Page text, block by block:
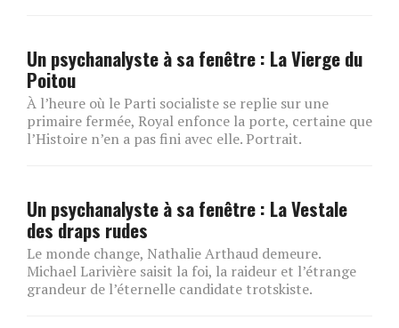
Un psychanalyste à sa fenêtre : La Vierge du
Poitou
À l’heure où le Parti socialiste se replie sur une
primaire fermée, Royal enfonce la porte, certaine que
l’Histoire n’en a pas fini avec elle. Portrait.
Un psychanalyste à sa fenêtre : La Vestale
des draps rudes
Le monde change, Nathalie Arthaud demeure.
Michael Larivière saisit la foi, la raideur et l’étrange
grandeur de l’éternelle candidate trotskiste.